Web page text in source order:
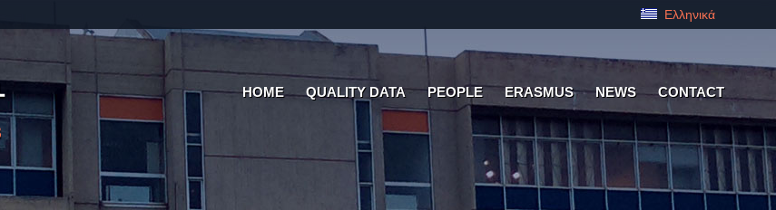
Ελληνικά
HOME QUALITY DATA PEOPLE ERASMUS NEWS CONTACT